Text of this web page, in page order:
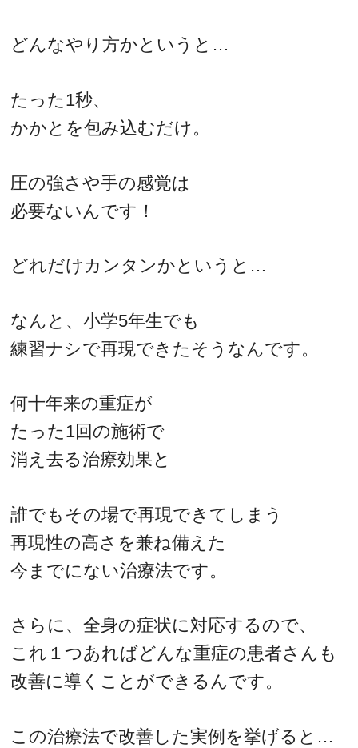
どんなやり方かというと…
たった1秒、
かかとを包み込むだけ。
圧の強さや手の感覚は
必要ないんです！
どれだけカンタンかというと…
なんと、小学5年生でも
練習ナシで再現できたそうなんです。
何十年来の重症が
たった1回の施術で
消え去る治療効果と
誰でもその場で再現できてしまう
再現性の高さを兼ね備えた
今までにない治療法です。
さらに、全身の症状に対応するので、
これ１つあればどんな重症の患者さんも
改善に導くことができるんです。
この治療法で改善した実例を挙げると…